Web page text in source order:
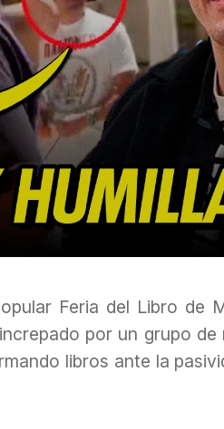
Feria del Libro de
por un grupo de
libros ante la